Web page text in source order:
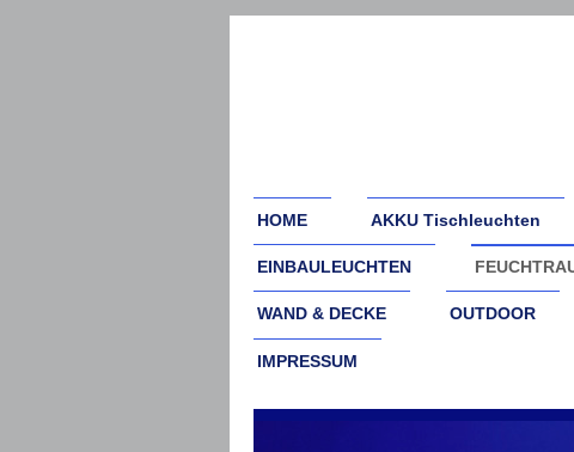
HOME AKKU Tischleuchten
EINBAULEUCHTEN
WAND & DECKE OUTDOOR
IMPRESSUM